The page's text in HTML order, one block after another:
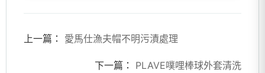
上一篇： 愛馬仕漁夫帽不明污漬處理
下一篇： PLAVE噗哩棒球外套清洗